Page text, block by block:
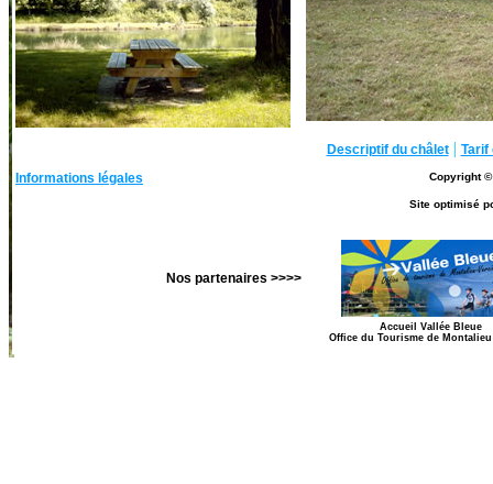
Descriptif du châlet| Tarif
Informations légales
Copyright
Site optimisé
Nos partenaires >>>>
Accueil Vallée Bleue
Office du Tourisme de